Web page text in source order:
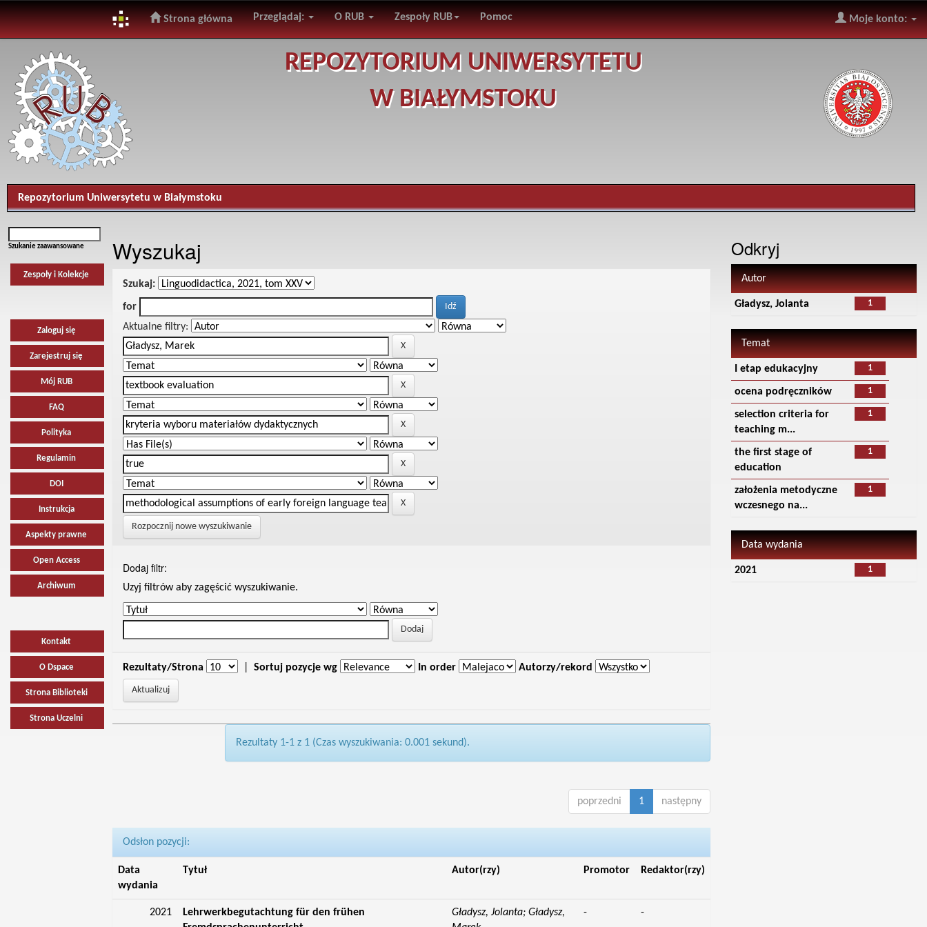
navigation
Strona główna Przeglądaj: O RUB Zespoły RUB Pomoc Moje konto:
REPOZYTORIUM UNIWERSYTETU
W BIAŁYMSTOKU
Repozytorium Uniwersytetu w Białymstoku
Szukanie zaawansowane
Zespoły i Kolekcje
Zaloguj się
Zarejestruj się
Mój RUB
FAQ
Polityka
Regulamin
DOI
Instrukcja
Aspekty prawne
Open Access
Archiwum
Kontakt
O Dspace
Strona Biblioteki
Strona Uczelni
Wyszukaj
Szukaj:
for
Aktualne filtry:
Rozpocznij nowe wyszukiwanie
Dodaj filtr:
Uzyj filtrów aby zagęścić wyszukiwanie.
Rezultaty/Strona Sortuj pozycje wg In order Autorzy/rekord
Rezultaty 1-1 z 1 (Czas wyszukiwania: 0.001 sekund).
poprzedni 1 następny
Odsłon pozycji:
Data
wydania
Tytuł Autor(rzy) Promotor Redaktor(rzy)
2021
Lehrwerkbegutachtung für den frühen
Gładysz, Jolanta; Gładysz,
- -
Odkryj
Autor
1
Gładysz, Jolanta
Temat
1
I etap edukacyjny
1
ocena podręczników
1
selection criteria for
teaching m...
1
the first stage of
education
1
założenia metodyczne
wczesnego na...
Data wydania
1
2021